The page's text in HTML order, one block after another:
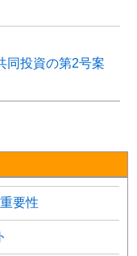
同投資の第2号案
要性